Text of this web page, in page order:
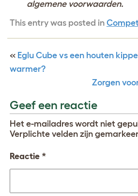
algemene voorwaarden.
This entry was posted in
« Eglu Cube vs een houten
warmer?
Zorgen
Geef een reactie
Het e-mailadres wordt niet
Verplichte velden zijn
Reactie *